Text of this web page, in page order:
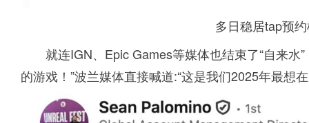
多日稳居tap预
就连IGN、Epic Games等媒体也结束了“自来
的游戏！”波兰媒体直接喊道:“这是我们2025年最想